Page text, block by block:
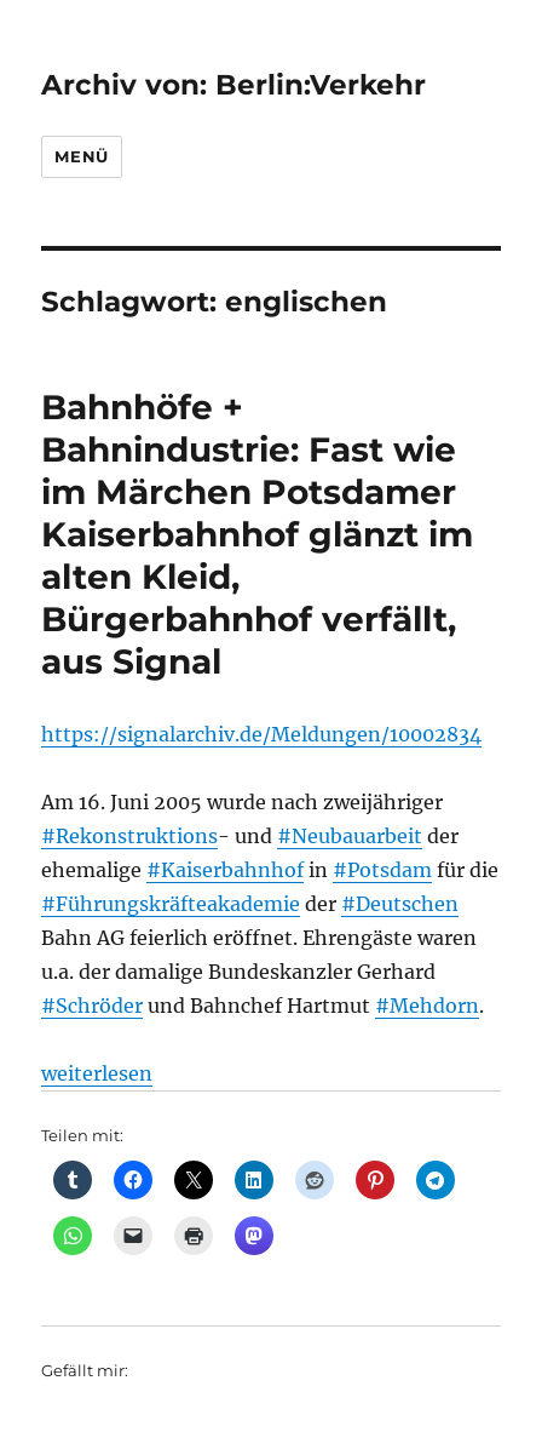
Archiv von: Berlin:Verkehr
MENÜ
Schlagwort:englischen
Bahnhöfe +
Bahnindustrie: Fast wie
im Märchen Potsdamer
Kaiserbahnhof glänzt im
alten Kleid,
Bürgerbahnhof verfällt,
aus Signal
https://signalarchiv.de/Meldungen/10002834
Am 16. Juni 2005 wurde nach zweijähriger
#Rekonstruktions- und #Neubauarbeit der
ehemalige #Kaiserbahnhofin #Potsdam für die
#Führungskräfteakademie der #Deutschen
Bahn AG feierlich eröffnet. Ehrengäste waren
u.a. der damalige Bundeskanzler Gerhard
#Schröder und Bahnchef Hartmut #Mehdorn.
„Bahnhöfe + Bahnindustrie: Fast wie im Märchen
weiterlesen
Teilen mit:
Gefällt mir: